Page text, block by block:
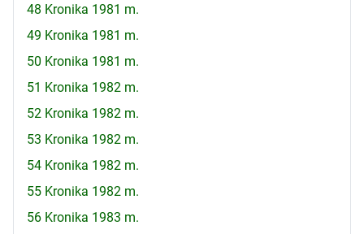
48 Kronika 1981 m.
49 Kronika 1981 m.
50 Kronika 1981 m.
51 Kronika 1982 m.
52 Kronika 1982 m.
53 Kronika 1982 m.
54 Kronika 1982 m.
55 Kronika 1982 m.
56 Kronika 1983 m.